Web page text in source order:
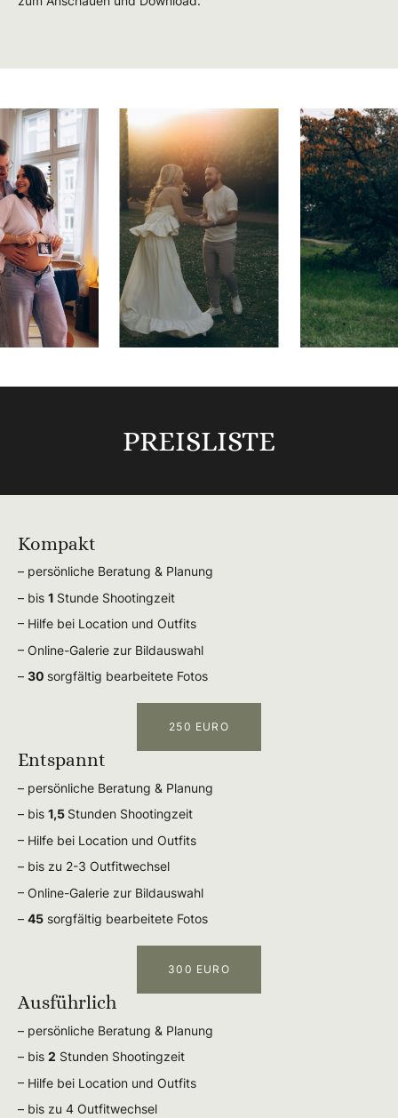
PREISLISTE
Kompakt
– persönliche Beratung & Planung
– bis 1 Stunde Shootingzeit
– Hilfe bei Location und Outfits
– Online-Galerie zur Bildauswahl
– 30 sorgfältig bearbeitete Fotos
250 EURO
Entspannt
– persönliche Beratung & Planung
– bis 1,5 Stunden Shootingzeit
– Hilfe bei Location und Outfits
– bis zu 2-3 Outfitwechsel
– Online-Galerie zur Bildauswahl
– 45 sorgfältig bearbeitete Fotos
300 EURO
Ausführlich
– persönliche Beratung & Planung
– bis 2 Stunden Shootingzeit
– Hilfe bei Location und Outfits
– bis zu 4 Outfitwechsel